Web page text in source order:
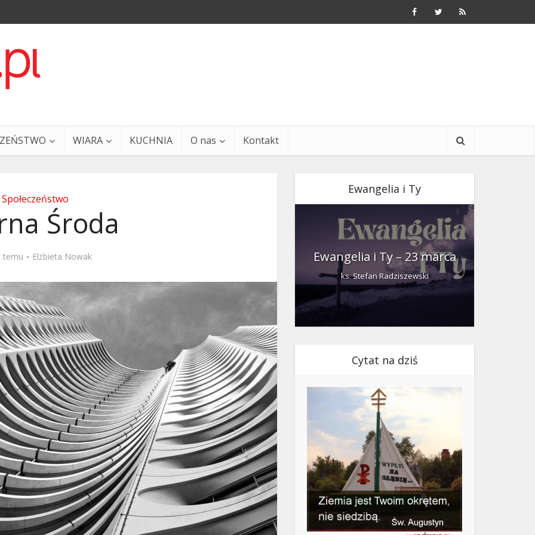
WIARA KUCHNIA O nas Kontakt
Społeczeństwo
Środa
temu Elżbieta Nowak
Ewangelia i Ty
i Ty – 29 grudnia Ewangelia i Ty – 23 marca
ks. Stefan Radziszewski
Cytat na dziś